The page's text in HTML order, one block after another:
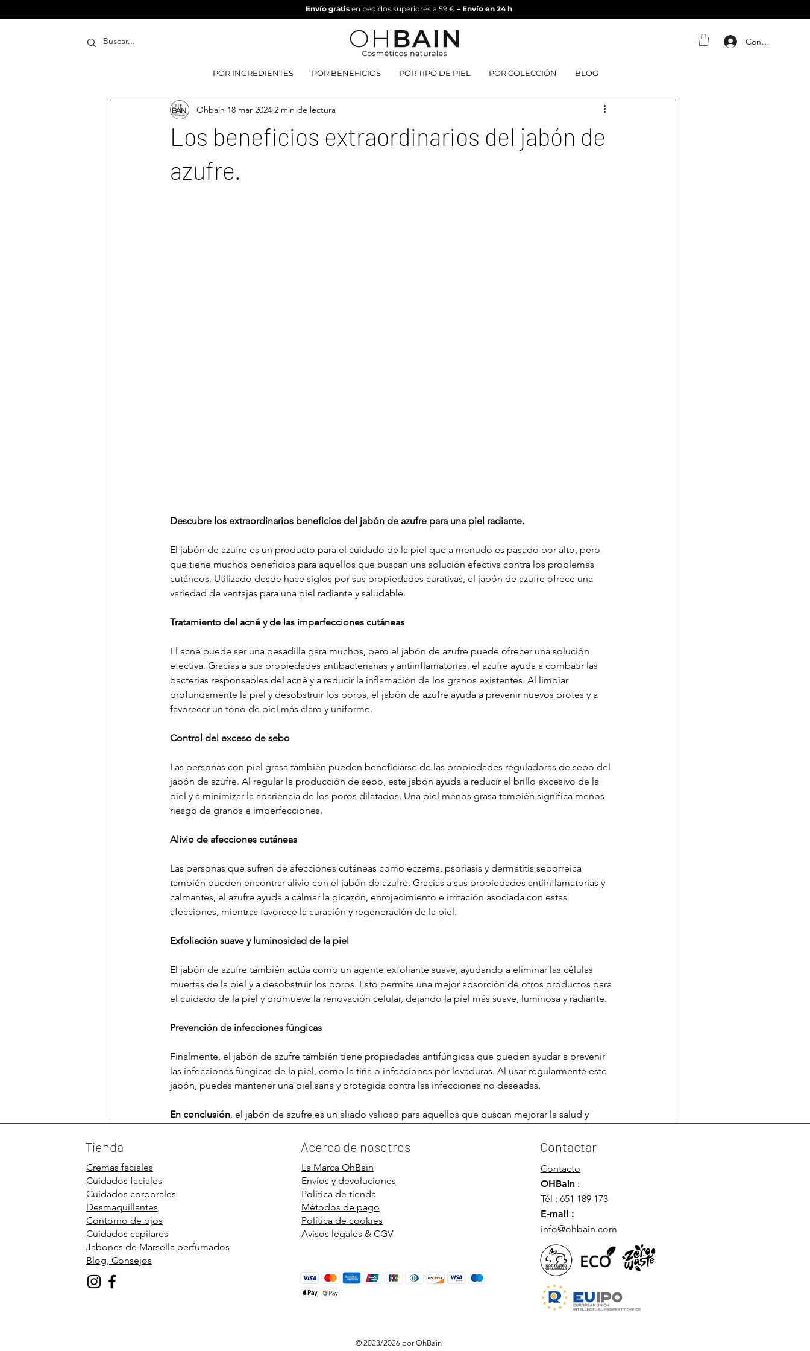
Envío gratis en pedidos superiores a 59 € – Envío en 24 h
Connexion
POR INGREDIENTES POR BENEFICIOS POR TIPO DE PIEL POR COLECCIÓN BLOG
Los beneficios extraordinarios del jabón de
azufre.
Ohbain 18 mar 2024 2 min de lectura
Descubre los extraordinarios beneficios del jabón de azufre para una piel radiante.
El jabón de azufre es un producto para el cuidado de la piel que a menudo es pasado por alto, pero
que tiene muchos beneficios para aquellos que buscan una solución efectiva contra los problemas
cutáneos. Utilizado desde hace siglos por sus propiedades curativas, el jabón de azufre ofrece una
variedad de ventajas para una piel radiante y saludable.
Tratamiento del acné y de las imperfecciones cutáneas
El acné puede ser una pesadilla para muchos, pero el jabón de azufre puede ofrecer una solución
efectiva. Gracias a sus propiedades antibacterianas y antiinflamatorias, el azufre ayuda a combatir las
bacterias responsables del acné y a reducir la inflamación de los granos existentes. Al limpiar
profundamente la piel y desobstruir los poros, el jabón de azufre ayuda a prevenir nuevos brotes y a
favorecer un tono de piel más claro y uniforme.
Control del exceso de sebo
Las personas con piel grasa también pueden beneficiarse de las propiedades reguladoras de sebo del
jabón de azufre. Al regular la producción de sebo, este jabón ayuda a reducir el brillo excesivo de la
piel y a minimizar la apariencia de los poros dilatados. Una piel menos grasa también significa menos
riesgo de granos e imperfecciones.
Alivio de afecciones cutáneas
Las personas que sufren de afecciones cutáneas como eczema, psoriasis y dermatitis seborreica
también pueden encontrar alivio con el jabón de azufre. Gracias a sus propiedades antiinflamatorias y
calmantes, el azufre ayuda a calmar la picazón, enrojecimiento e irritación asociada con estas
afecciones, mientras favorece la curación y regeneración de la piel.
Exfoliación suave y luminosidad de la piel
El jabón de azufre también actúa como un agente exfoliante suave, ayudando a eliminar las células
muertas de la piel y a desobstruir los poros. Esto permite una mejor absorción de otros productos para
el cuidado de la piel y promueve la renovación celular, dejando la piel más suave, luminosa y radiante.
Prevención de infecciones fúngicas
Finalmente, el jabón de azufre también tiene propiedades antifúngicas que pueden ayudar a prevenir
las infecciones fúngicas de la piel, como la tiña o infecciones por levaduras. Al usar regularmente este
jabón, puedes mantener una piel sana y protegida contra las infecciones no deseadas.
En conclusión , el jabón de azufre es un aliado valioso para aquellos que buscan mejorar la salud y
de la piel para una piel radiante y luminosa todos los días.
https://www.ohbain.com/product-page/savon-au-soufre-100gr
Entradas recientes
Tienda
Cremas faciales
Cuidados faciales
Cuidados corporales
Desmaquillantes
Contorno de ojos
Cuidados capilares
Jabones de Marsella perfumados
Blog, Consejos
Acerca de nosotros
La Marca OhBain
Envíos y devoluciones
Política de tienda
Métodos de pago
Política de cookies
Avisos legales & CGV
Contactar
Contacto
OHBain:
Tél : 651 189 173
E-mail :
info@ohbain.com
© 2023/2026 por OhBain